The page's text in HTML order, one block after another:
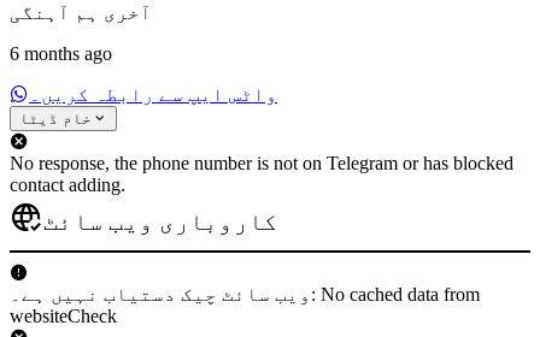
آخری ہم آہنگی
6 months ago
واٹس ایپ سے رابطہ کریں۔
خام ڈیٹا
No response, the phone number is not on Telegram or has blocked
contact adding.
کاروباری ویب سائٹ
ویب سائٹ چیک دستیاب نہیں ہے۔: No cached data from
websiteCheck